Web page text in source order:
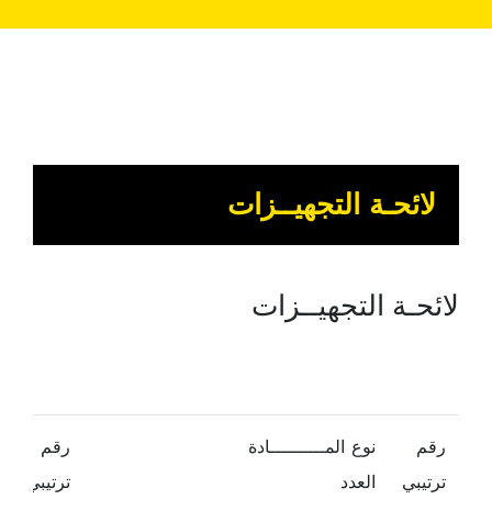
لائحـة التجهيــزات
لائحـة التجهيــزات
رقم
ترتيبي
نوع المــــــــــادة
العدد
رقم
ترتيبي